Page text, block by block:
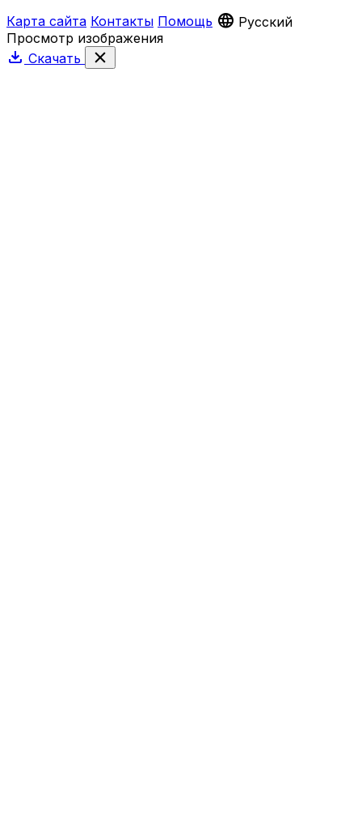
Карта сайта Контакты Помощь language Русский
Просмотр изображения
download Скачать close